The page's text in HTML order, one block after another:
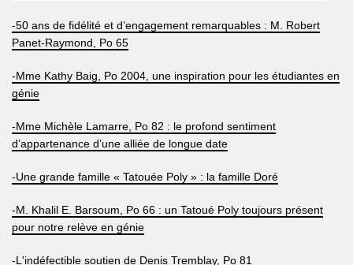
-50 ans de fidélité et d’engagement remarquables : M. Robert
Panet-Raymond, Po 65
-Mme Kathy Baig, Po 2004, une inspiration pour les étudiantes en
génie
-Mme Michèle Lamarre, Po 82 : le profond sentiment
d’appartenance d’une alliée de longue date
-Une grande famille « Tatouée Poly » : la famille Doré
-M. Khalil E. Barsoum, Po 66 : un Tatoué Poly toujours présent
pour notre relève en génie
-L'indéfectible soutien de Denis Tremblay, Po 81